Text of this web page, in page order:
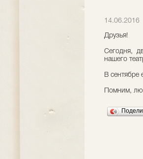
14.06.2016
Друзья!
Сегодня,
нашего
В сентябре
Помним,